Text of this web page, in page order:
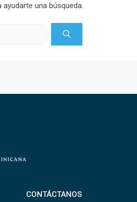
una búsqueda.
CONTÁCTANOS